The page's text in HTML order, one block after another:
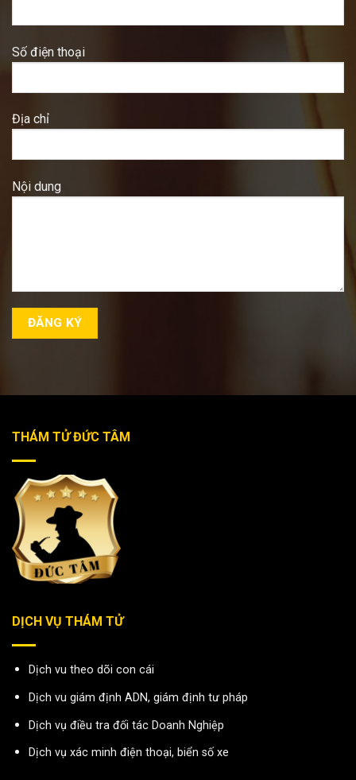
Số điện thoại
Địa chỉ
Nội dung
THÁM TỬ ĐỨC TÂM
DỊCH VỤ THÁM TỬ
Dịch vu theo dõi con cái
Dịch vu giám định ADN, giám định tư pháp
Dịch vụ điều tra đối tác Doanh Nghiệp
Dịch vụ xác minh điện thoại, biển số xe